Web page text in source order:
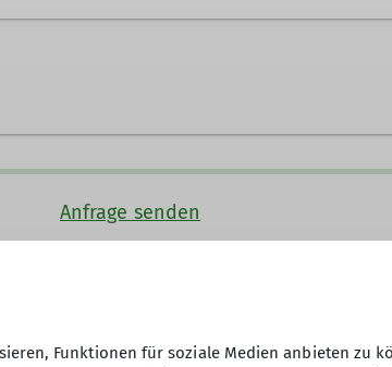
Anfrage senden
Funktionen für soziale Medien anbieten zu